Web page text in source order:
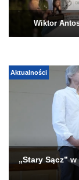
Wiktor
Aktualności
„Stary Sącz”